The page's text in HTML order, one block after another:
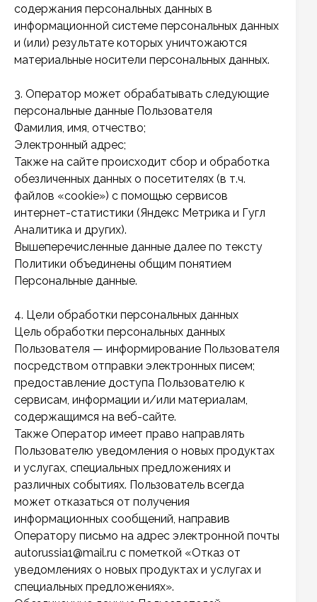
содержания персональных данных в
информационной системе персональных данных
и (или) результате которых уничтожаются
материальные носители персональных данных.
3. Оператор может обрабатывать следующие
персональные данные Пользователя
Фамилия, имя, отчество;
Электронный адрес;
Также на сайте происходит сбор и обработка
обезличенных данных о посетителях (в т.ч.
файлов «cookie») с помощью сервисов
интернет-статистики (Яндекс Метрика и Гугл
Аналитика и других).
Вышеперечисленные данные далее по тексту
Политики объединены общим понятием
Персональные данные.
4. Цели обработки персональных данных
Цель обработки персональных данных
Пользователя — информирование Пользователя
посредством отправки электронных писем;
предоставление доступа Пользователю к
сервисам, информации и/или материалам,
содержащимся на веб-сайте.
Также Оператор имеет право направлять
Пользователю уведомления о новых продуктах
и услугах, специальных предложениях и
различных событиях. Пользователь всегда
может отказаться от получения
информационных сообщений, направив
Оператору письмо на адрес электронной почты
autorussia1@mail.ru с пометкой «Отказ от
уведомлениях о новых продуктах и услугах и
специальных предложениях».